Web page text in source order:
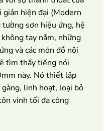
giản hiện đại (Modern
sơn hiệu ứng, hệ
tay nắm, những
và các món đồ nội
tìm thấy tiếng nói
này. Nó thiết lập
linh hoạt, loại bỏ
vinh tối đa công